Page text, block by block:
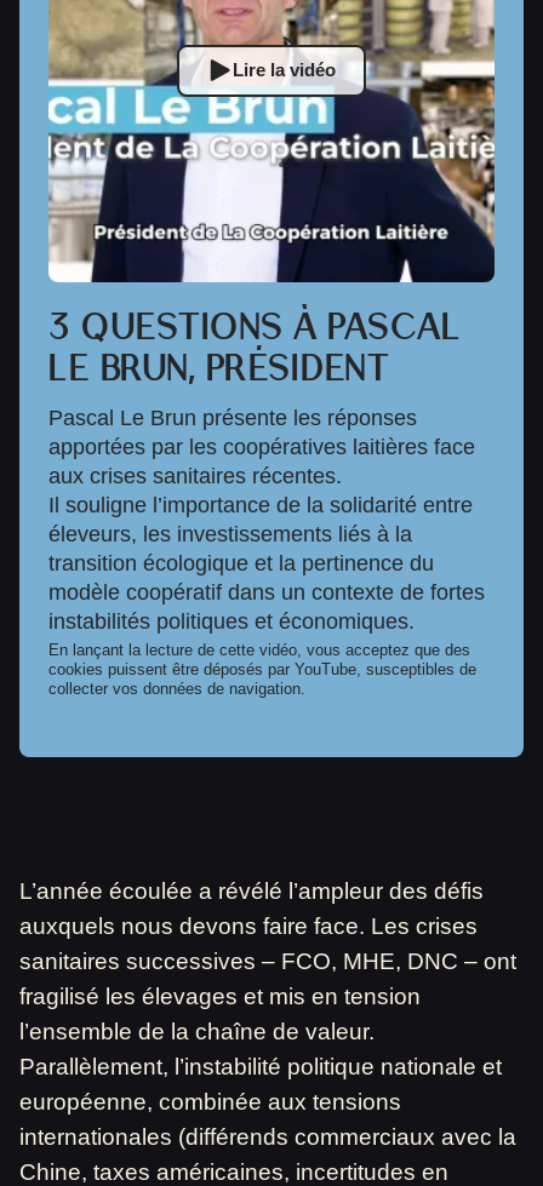
Lire la vidéo
3 QUESTIONS À PASCAL
LE BRUN, PRÉSIDENT
Pascal Le Brun présente les réponses
apportées par les coopératives laitières face
aux crises sanitaires récentes.
Il souligne l’importance de la solidarité entre
éleveurs, les investissements liés à la
transition écologique et la pertinence du
modèle coopératif dans un contexte de fortes
instabilités politiques et économiques.
En lançant la lecture de cette vidéo, vous acceptez que des
cookies puissent être déposés par YouTube, susceptibles de
collecter vos données de navigation.
L’année écoulée a révélé l’ampleur des défis
auxquels nous devons faire face. Les crises
sanitaires successives – FCO, MHE, DNC – ont
fragilisé les élevages et mis en tension
l’ensemble de la chaîne de valeur.
Parallèlement, l’instabilité politique nationale et
européenne, combinée aux tensions
internationales (différends commerciaux avec la
Chine, taxes américaines, incertitudes en